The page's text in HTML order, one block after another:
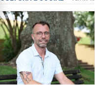
garante
a
abertura
dos
museus
e
núcleos